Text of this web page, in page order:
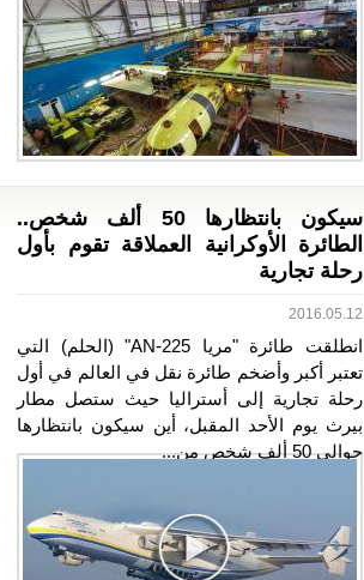
سيكون بانتظارها 50 ألف شخص..
الطائرة الأوكرانية العملاقة تقوم بأول
رحلة تجارية
2016.05.12
انطلقت طائرة "مريا AN-225" (الحلم) التي
تعتبر أكبر وأضخم طائرة نقل في العالم في أول
رحلة تجارية إلى أستراليا حيث ستصل مطار
بيرث يوم الأحد المقبل، أين سيكون بانتظارها
حوالي 50 ألف شخص من...